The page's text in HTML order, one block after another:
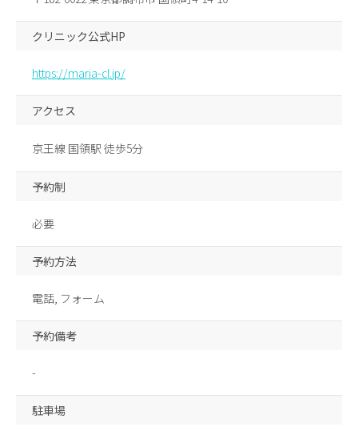
クリニック公式HP
https://maria-cl.jp/
アクセス
京王線 国領駅 徒歩5分
予約制
必要
予約方法
電話, フォーム
予約備考
-
駐車場